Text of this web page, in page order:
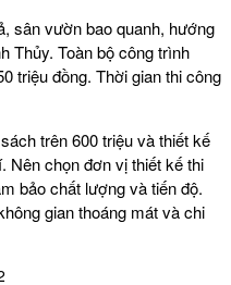
sân vườn bao quanh, hướng
Thủy. Toàn bộ công trình
triệu đồng. Thời gian thi công
trên 600 triệu và thiết kế
Nên chọn đơn vị thiết kế thi
bảo chất lượng và tiến độ.
gian thoáng mát và chi